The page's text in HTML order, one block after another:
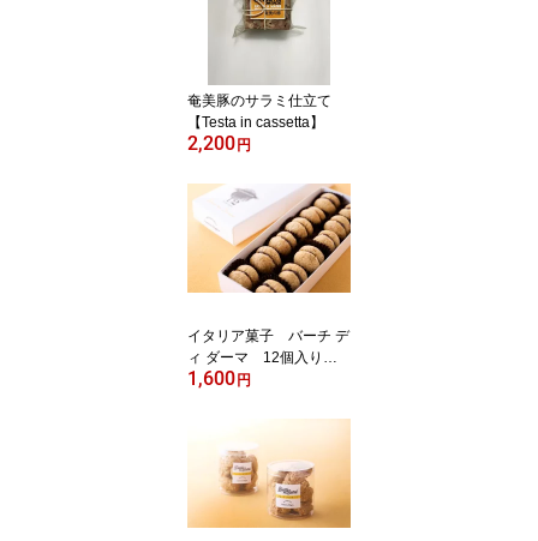
奄美豚のサラミ仕立て
【Testa in cassetta】
2,200円
イタリア菓子 バーチ デ
ィ ダーマ 12個入り【B
aci di Dama】
1,600円